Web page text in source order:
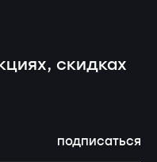
скидках
подписаться